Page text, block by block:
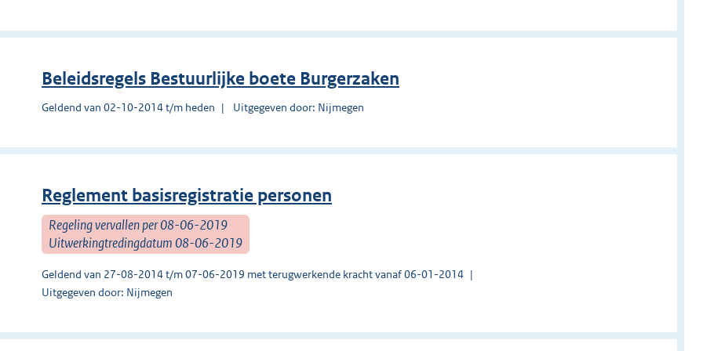
Beleidsregels Bestuurlijke boete Burgerzaken
Geldend van 02-10-2014 t/m heden Uitgegeven door: Nijmegen
Reglement basisregistratie personen
Regeling vervallen per 08-06-2019
Uitwerkingtredingdatum 08-06-2019
Geldend van 27-08-2014 t/m 07-06-2019 met terugwerkende kracht vanaf 06-01-2014
Uitgegeven door: Nijmegen